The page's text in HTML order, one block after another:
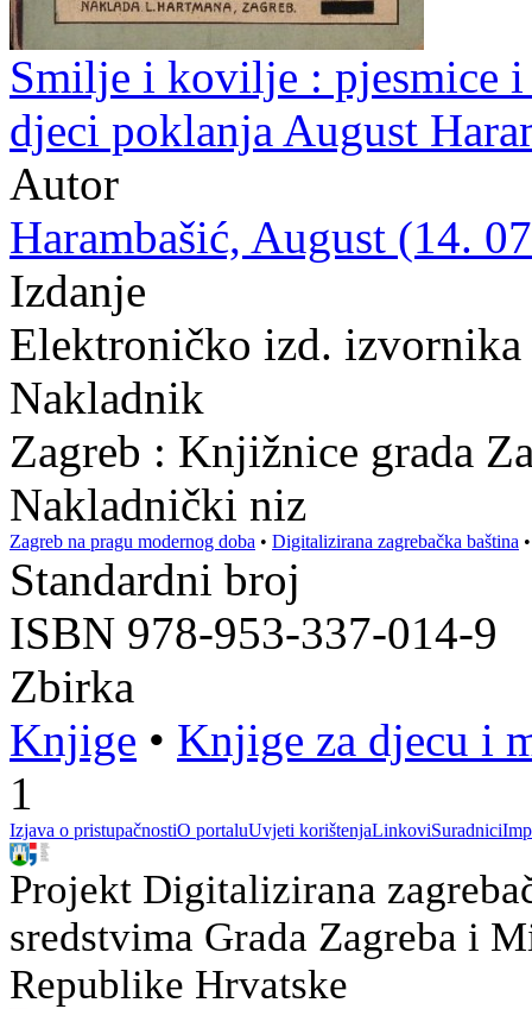
Smilje i kovilje : pjesmice
djeci poklanja August
Autor
Harambašić, August (14.
Izdanje
Elektroničko izd.
Nakladnik
Zagreb : Knjižnice grada
Nakladnički niz
Zagreb na pragu modernog doba • Digitalizirana zagrebačka baština
Standardni broj
ISBN 978-953-337-014-9
Zbirka
Knjige • Knjige za djecu i
1
Izjava o pristupačnostiO portaluUvjeti korištenjaLinkoviSuradnici
Projekt Digitalizirana
sredstvima Grada Zagreba i
Republike Hrvatske